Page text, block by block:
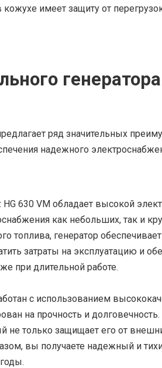
имеет защиту от
ряд значительных
надежного
HG 630 VM обладает высокой
как небольших, так и
топлива, генератор
затраты на эксплуатацию и
при длительной работе.
с использованием
на прочность и долговечность.
не только защищает его от
вы получаете надежный и